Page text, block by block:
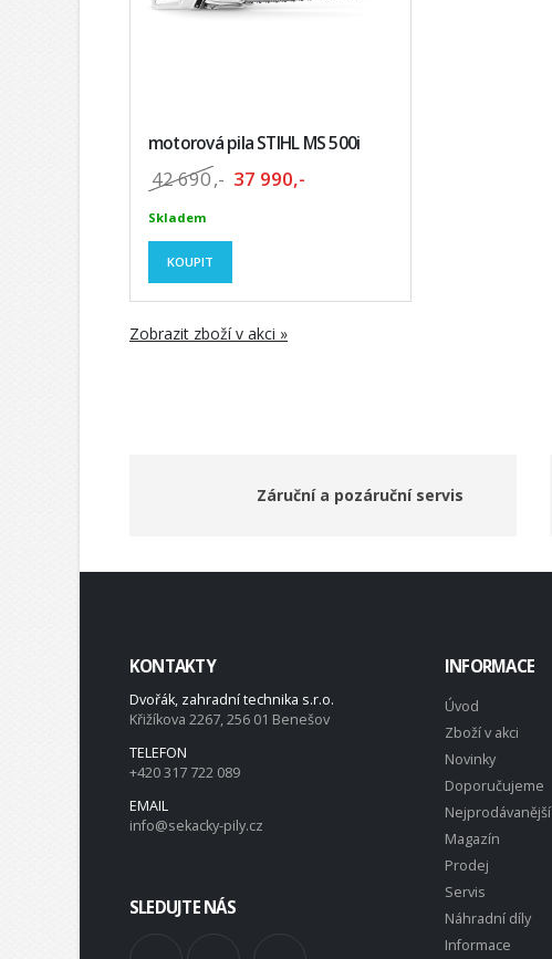
motorová pila STIHL MS 500i
42 690,- 37 990,-
Skladem
KOUPIT
Zobrazit zboží v akci »
Záruční a pozáruční servis
KONTAKTY
Dvořák, zahradní technika s.r.o.
Křižíkova 2267, 256 01 Benešov
TELEFON
+420 317 722 089
EMAIL
info@sekacky-pily.cz
SLEDUJTE NÁS
INFORMACE
Úvod
Zboží v akci
Novinky
Doporučujeme
Nejprodávanější
Magazín
Prodej
Servis
Náhradní díly
Informace